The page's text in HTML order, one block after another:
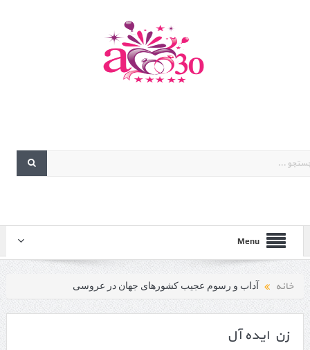
Menu
خانه آداب و رسوم عجیب کشورهای جهان در عروسی
زن ایده آل